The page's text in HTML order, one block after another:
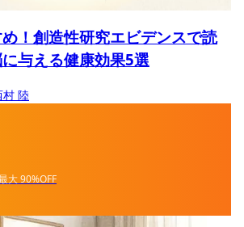
！創造性研究エビデンスで読
与える健康効果5選
村 陸
大90%OFF